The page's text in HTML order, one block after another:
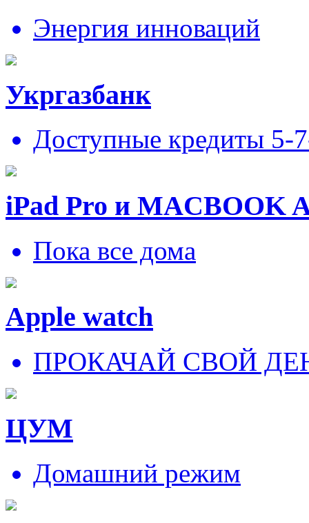
Энергия инноваций
Укргазбанк
Доступные кредиты 5-
iPad Pro и MACBOOK
Пока все дома
Apple watch
ПРОКАЧАЙ СВОЙ
ЦУМ
Домашний режим